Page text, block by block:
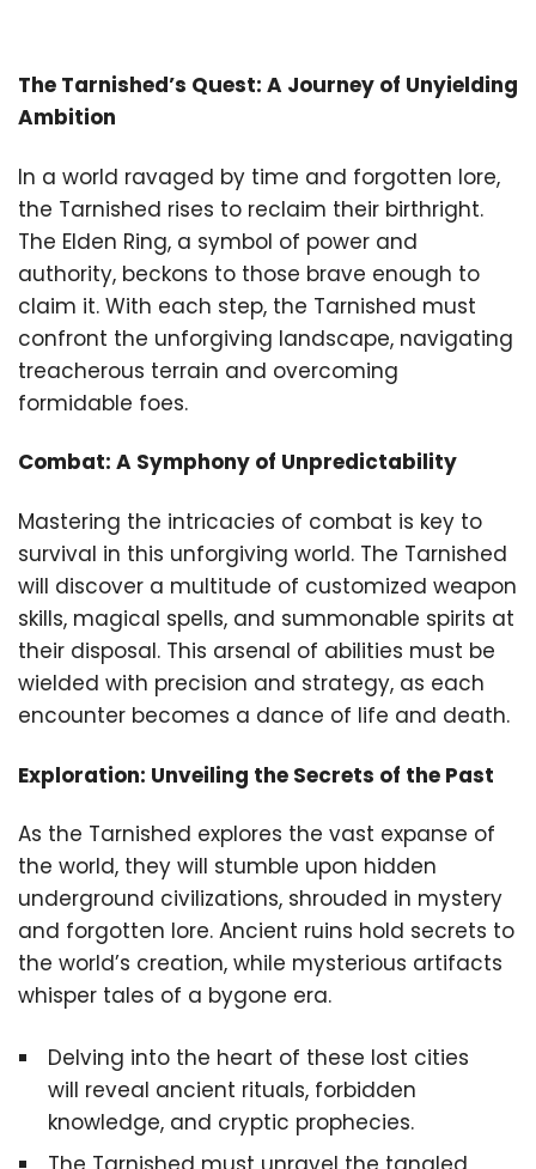
The Tarnished’s Quest: A Journey of Unyielding
Ambition
In a world ravaged by time and forgotten lore,
the Tarnished rises to reclaim their birthright.
The Elden Ring, a symbol of power and
authority, beckons to those brave enough to
claim it. With each step, the Tarnished must
confront the unforgiving landscape, navigating
treacherous terrain and overcoming
formidable foes.
Combat: A Symphony of Unpredictability
Mastering the intricacies of combat is key to
survival in this unforgiving world. The Tarnished
will discover a multitude of customized weapon
skills, magical spells, and summonable spirits at
their disposal. This arsenal of abilities must be
wielded with precision and strategy, as each
encounter becomes a dance of life and death.
Exploration: Unveiling the Secrets of the Past
As the Tarnished explores the vast expanse of
the world, they will stumble upon hidden
underground civilizations, shrouded in mystery
and forgotten lore. Ancient ruins hold secrets to
the world’s creation, while mysterious artifacts
whisper tales of a bygone era.
Delving into the heart of these lost cities
will reveal ancient rituals, forbidden
knowledge, and cryptic prophecies.